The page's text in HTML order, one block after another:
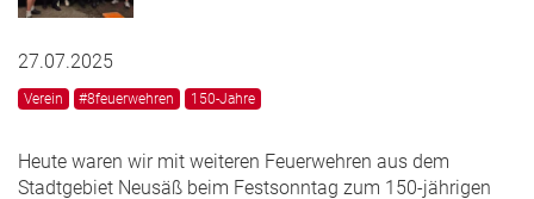
27.07.2025
Verein #8feuerwehren 150-Jahre
Heute waren wir mit weiteren Feuerwehren aus dem
Stadtgebiet Neusäß beim Festsonntag zum 150-jährigen